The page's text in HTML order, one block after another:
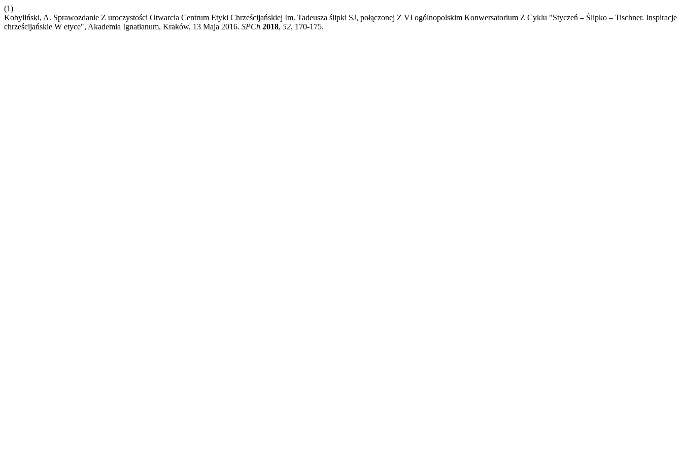
(1)
Kobyliński, A. Sprawozdanie Z uroczystości Otwarcia Centrum Etyki Chrześcijańskiej Im. Tadeusza ślipki SJ, połączonej Z VI ogólnopolskim Konwersatorium Z Cyklu "Styczeń – Ślipko – Tischner. Inspiracje
chrześcijańskie W etyce", Akademia Ignatianum, Kraków, 13 Maja 2016. SPCh 2018, 52, 170-175.